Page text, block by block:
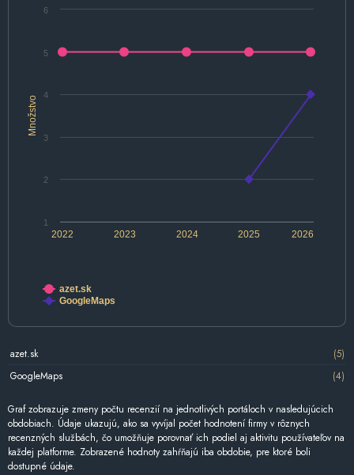
Množstvo
2022 2024 2026
2023 2025
1
2
3
4
5
6
azet.sk
GoogleMaps
azet.sk
(5)
GoogleMaps
(4)
Graf zobrazuje zmeny počtu recenzií na jednotlivých portáloch v nasledujúcich
obdobiach. Údaje ukazujú, ako sa vyvíjal počet hodnotení firmy v rôznych
recenzných službách, čo umožňuje porovnať ich podiel aj aktivitu používateľov na
každej platforme. Zobrazené hodnoty zahŕňajú iba obdobie, pre ktoré boli
dostupné údaje.